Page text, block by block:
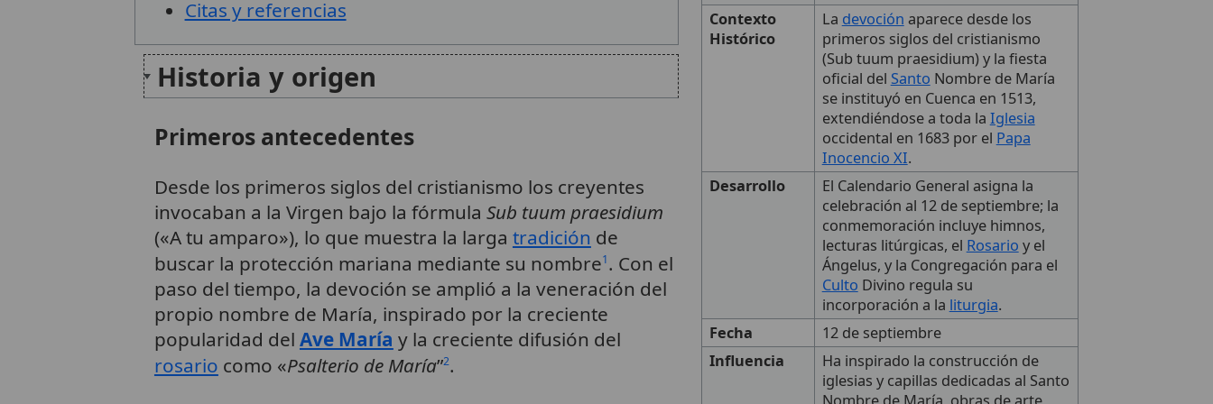
Contexto
Histórico
La devoción aparece desde los
primeros siglos del cristianismo
(Sub tuum praesidium) y la fiesta
oficial del Santo Nombre de María
se instituyó en Cuenca en 1513,
extendiéndose a toda la Iglesia
occidental en 1683 por el Papa
Inocencio XI.
Desarrollo
El Calendario General asigna la
celebración al 12 de septiembre; la
conmemoración incluye himnos,
lecturas litúrgicas, el Rosario y el
Ángelus, y la Congregación para el
Culto Divino regula su
incorporación a la liturgia.
Fecha
12 de septiembre
Influencia
Ha inspirado la construcción de
iglesias y capillas dedicadas al Santo
Citas y referencias
Historia y origen
Primeros antecedentes
Desde los primeros siglos del cristianismo los creyentes
invocaban a la Virgen bajo la fórmula Sub tuum praesidium
(«A tu amparo»), lo que muestra la larga tradición de
buscar la protección mariana mediante su nombre1. Con el
paso del tiempo, la devoción se amplió a la veneración del
propio nombre de María, inspirado por la creciente
popularidad del Ave María y la creciente difusión del
rosario como «Psalterio de María”2.